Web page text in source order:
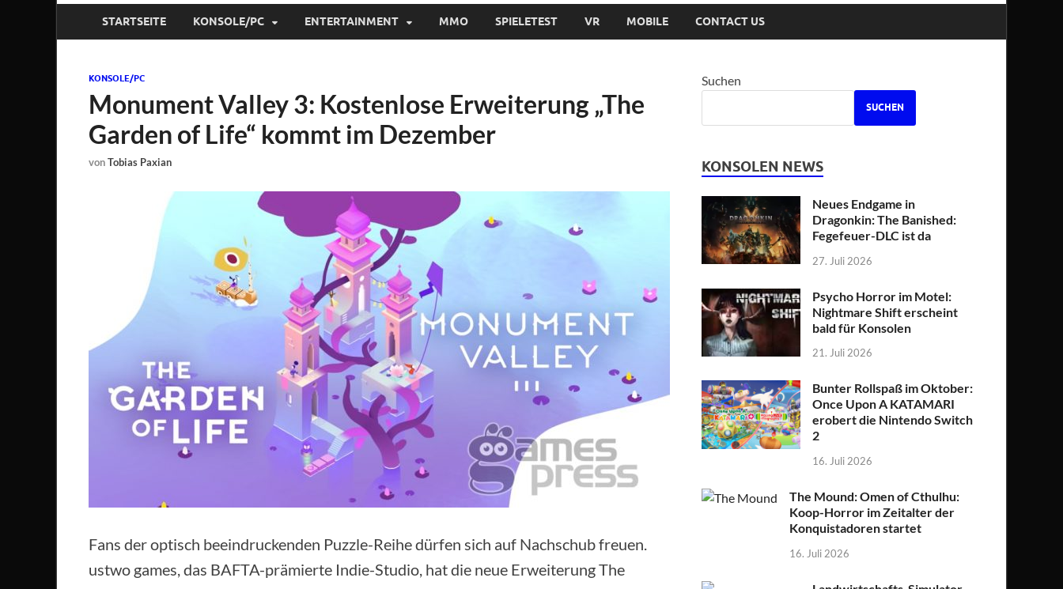
STARTSEITE KONSOLE/PC ENTERTAINMENT MMO SPIELETEST VR MOBILE CONTACT US
KONSOLE/PC
Monument Valley 3: Kostenlose Erweiterung „The
Garden of Life“ kommt im Dezember
vonTobias Paxian
Fans der optisch beeindruckenden Puzzle-Reihe dürfen sich auf Nachschub freuen.
ustwo games, das BAFTA-prämierte Indie-Studio, hat die neue Erweiterung The
Suchen
SUCHEN
KONSOLEN NEWS
Neues Endgame in
Dragonkin: The Banished:
Fegefeuer-DLC ist da
27. Juli 2026
Psycho Horror im Motel:
Nightmare Shift erscheint
bald für Konsolen
21. Juli 2026
Bunter Rollspaß im Oktober:
Once Upon A KATAMARI
erobert die Nintendo Switch
2
16. Juli 2026
The Mound: Omen of Cthulhu:
Koop-Horror im Zeitalter der
Konquistadoren startet
16. Juli 2026